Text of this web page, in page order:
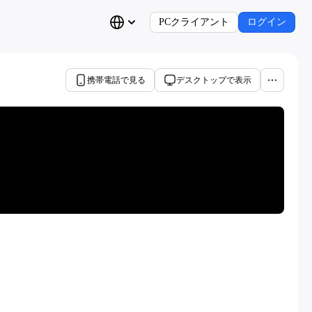
PCクライアント ログイン
携帯電話で見る デスクトップで表示